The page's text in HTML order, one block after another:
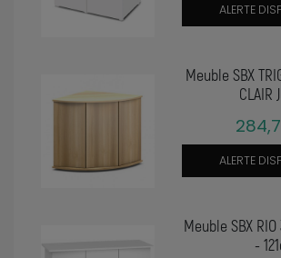
ALERTE
Meuble SBX
CLAIR
ALERTE
Meuble SBX
-